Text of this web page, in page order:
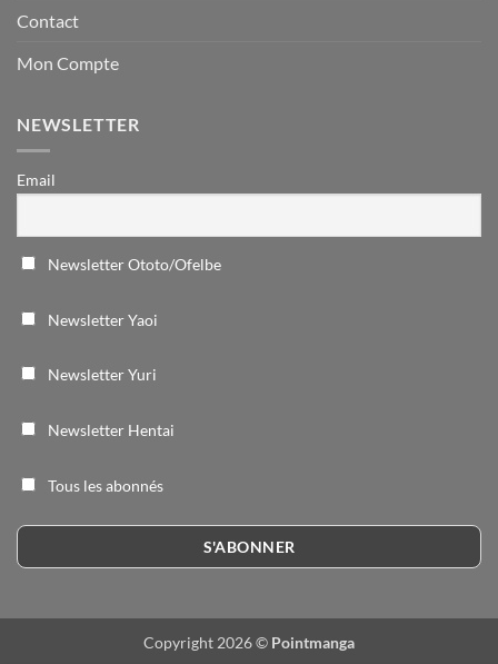
Contact
Mon Compte
NEWSLETTER
Email
Newsletter Ototo/Ofelbe
Newsletter Yaoi
Newsletter Yuri
Newsletter Hentai
Tous les abonnés
Copyright 2026 © Pointmanga